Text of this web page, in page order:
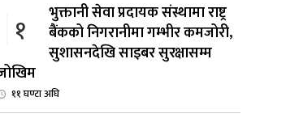
१
भुक्तानी सेवा प्रदायक संस्थामा राष्ट्र
बैंकको निगरानीमा गम्भीर कमजोरी,
सुशासनदेखि साइबर सुरक्षासम्म
११ घण्टा अघि